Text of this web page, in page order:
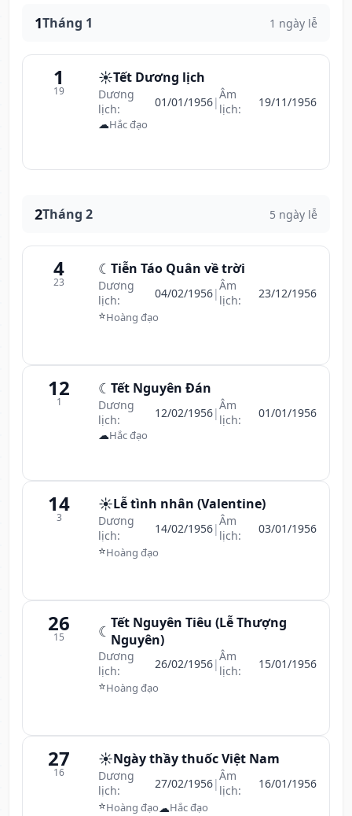
1Tháng 1 1 ngày lễ
1
19
☀️Tết Dương lịch
Dương
lịch:
01/01/1956|Âm
lịch:
19/11/1956
☁Hắc đạo
2Tháng 2 5 ngày lễ
4
23
☾ Tiễn Táo Quân về trời
Dương
lịch:
04/02/1956|Âm
lịch:
23/12/1956
⭐Hoàng đạo
12
1
☾ Tết Nguyên Đán
Dương
lịch:
12/02/1956|Âm
lịch:
01/01/1956
☁Hắc đạo
14
3
☀️Lễ tình nhân (Valentine)
Dương
lịch:
14/02/1956|Âm
lịch:
03/01/1956
⭐Hoàng đạo
26
15 ☾ Tết Nguyên Tiêu (Lễ Thượng
Nguyên)
Dương
lịch:
26/02/1956|Âm
lịch:
15/01/1956
⭐Hoàng đạo
27
16
☀️Ngày thầy thuốc Việt Nam
Dương
lịch:
27/02/1956|Âm
lịch:
16/01/1956
⭐Hoàng đạo☁Hắc đạo